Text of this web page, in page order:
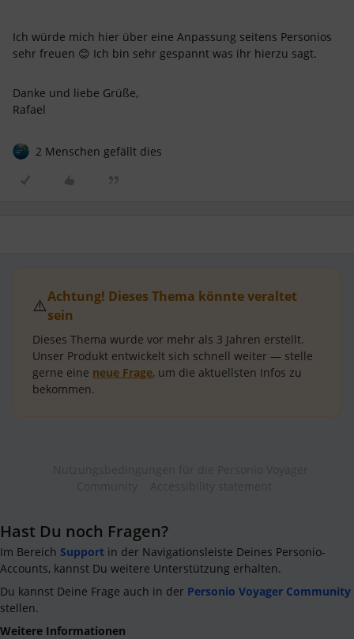
Ich würde mich hier über eine Anpassung seitens Personios
sehr freuen 😊 Ich bin sehr gespannt was ihr hierzu sagt.
Danke und liebe Grüße,
Rafael
2 Menschen gefällt dies
⚠️Achtung! Dieses Thema könnte veraltet
sein
Dieses Thema wurde vor mehr als 3 Jahren erstellt.
Unser Produkt entwickelt sich schnell weiter — stelle
gerne eine neue Frage, um die aktuellsten Infos zu
bekommen.
Hast Du noch Fragen?
Im Bereich Support in der Navigationsleiste Deines Personio-
Accounts, kannst Du weitere Unterstützung erhalten.
Du kannst Deine Frage auch in der Personio Voyager Community
stellen.
Weitere Informationen